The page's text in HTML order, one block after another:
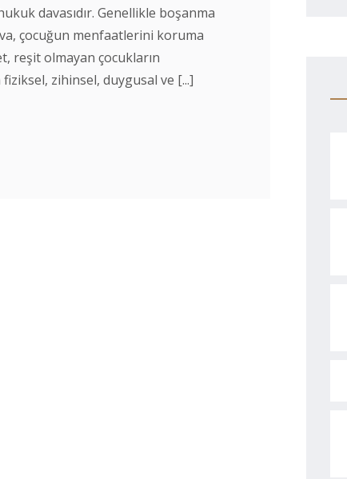
davasıdır. Genellikle boşanma
çocuğun menfaatlerini koruma
reşit olmayan çocukların
zihinsel, duygusal ve [...]